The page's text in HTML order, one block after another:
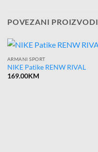
POVEZANI PROIZVODI
ARMANI SPORT
NIKE Patike RENW RIVAL
169.00KM